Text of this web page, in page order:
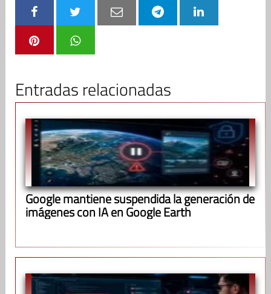
Entradas relacionadas
Google mantiene suspendida la generación de
imágenes con IA en Google Earth